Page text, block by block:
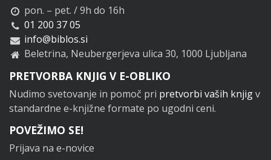
pon. – pet. / 9h do 16h
01 200 37 05
info@biblos.si
Beletrina, Neubergerjeva ulica 30, 1000 Ljubljana
PRETVORBA KNJIG V E-OBLIKO
Nudimo svetovanje in pomoč pri pretvorbi vaših knjigv
standardne e-knjižne formate po ugodni ceni.
POVEŽIMO SE!
Prijava na e-novice